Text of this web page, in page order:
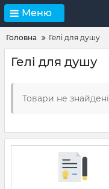
Меню
Головна Гелі для душу
Гелі для душу
Товари не знайдені